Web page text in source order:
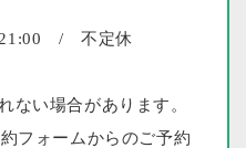
/ 不定休
ない場合があります。
フォームからのご予約